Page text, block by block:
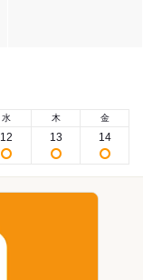
水
12
木
13
金
14